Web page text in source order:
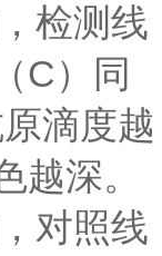
检测线
C）同
滴度越
越深。
对照线